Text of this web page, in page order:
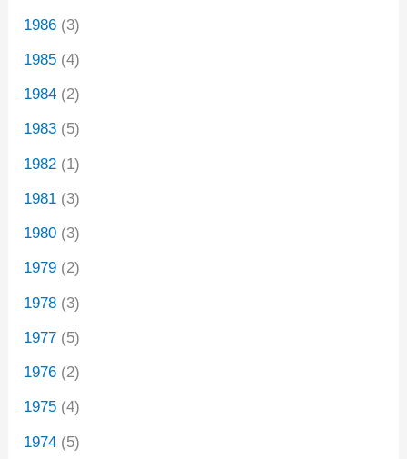
1986 (3)
1985 (4)
1984 (2)
1983 (5)
1982 (1)
1981 (3)
1980 (3)
1979 (2)
1978 (3)
1977 (5)
1976 (2)
1975 (4)
1974 (5)